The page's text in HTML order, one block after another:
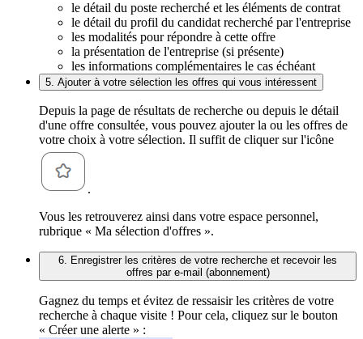
le détail du poste recherché et les éléments de contrat
le détail du profil du candidat recherché par l'entreprise
les modalités pour répondre à cette offre
la présentation de l'entreprise (si présente)
les informations complémentaires le cas échéant
5. Ajouter à votre sélection les offres qui vous intéressent
Depuis la page de résultats de recherche ou depuis le détail
d'une offre consultée, vous pouvez ajouter la ou les offres de
votre choix à votre sélection. Il suffit de cliquer sur l'icône
.
Vous les retrouverez ainsi dans votre espace personnel,
rubrique « Ma sélection d'offres ».
6. Enregistrer les critères de votre recherche et recevoir les
offres par e-mail (abonnement)
Gagnez du temps et évitez de ressaisir les critères de votre
recherche à chaque visite ! Pour cela, cliquez sur le bouton
« Créer une alerte » :